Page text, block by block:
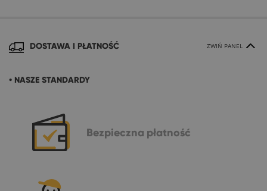
DOSTAWA I PŁATNOŚĆ ZWIŃ PANEL
• NASZE STANDARDY
Bezpieczna płatność